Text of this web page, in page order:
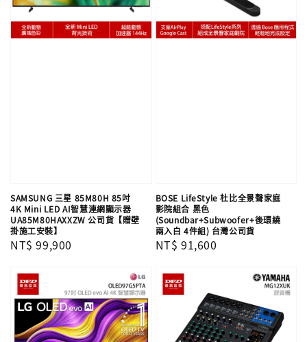
SAMSUNG 三星 85M80H 85吋
4K Mini LED AI智慧連網顯示器
UA85M80HAXXZW 公司貨【贈壁
掛施工安裝】
Regular
NT$ 99,900
BOSE LifeStyle 杜比全景聲家庭
影院組合 黑色
(Soundbar+Subwoofer+後環繞
兩入白 4件組) 台灣公司貨
Regular
NT$ 91,600